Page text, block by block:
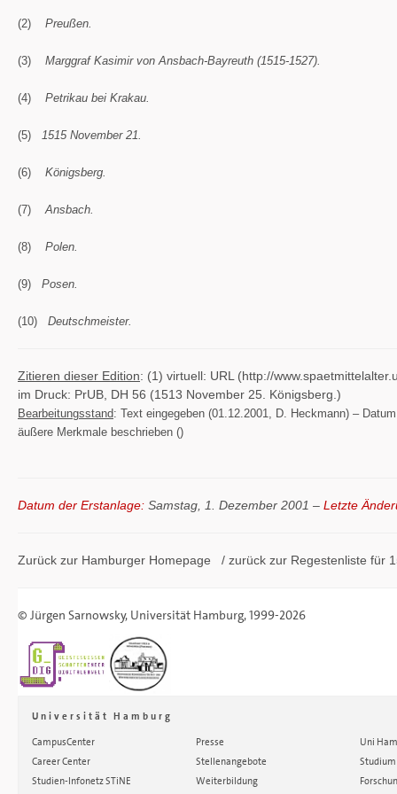
(2) Preußen.
(3) Marggraf Kasimir von Ansbach-Bayreuth (1515-1527).
(4) Petrikau bei Krakau.
(5) 1515 November 21.
(6) Königsberg.
(7)Ansbach.
(8) Polen.
(9) Posen.
(10) Deutschmeister.
Zitieren dieser Edition: (1) virtuell: URL (http://
im Druck: PrUB, DH 56 (1513 November 25. Königsberg.)
Bearbeitungsstand: Text eingegeben (01.12.2001, D. Heckmann) –
äußere Merkmale beschrieben ()
Datum der Erstanlage: Samstag, 1. Dezember 2001 – Letzte
Zurück zur Hamburger Homepage / zurück zur Regestenliste für
© Jürgen Sarnowsky, Universität Hamburg, 1999-2026